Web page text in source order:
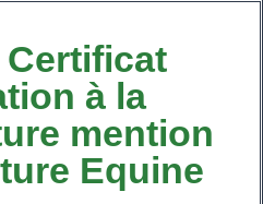
à la
mention
Equine